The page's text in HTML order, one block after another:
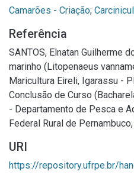
Camarões - Criação;
Referência
SANTOS, Elnatan Guilherme
marinho (Litopenaeus
Maricultura Eireli, Igarassu -
Conclusão de Curso
- Departamento de Pesca e
Federal Rural de
URI
https://repository.ufrpe.br/